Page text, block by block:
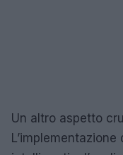
Un altro aspetto